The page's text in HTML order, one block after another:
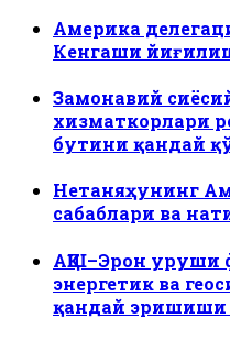
Америка
Кенгаши
Замонавий
хизматкорлари
бутини қандай
Нетаняҳунинг
сабаблари ва
АҚШ–Эрон уруши
энергетик ва
қандай